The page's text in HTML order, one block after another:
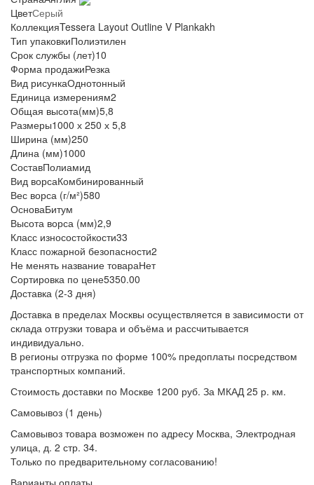
ЦветСерый
КоллекцияTessera Layout Outline V Plankakh
Тип упаковкиПолиэтилен
Срок службы (лет)10
Форма продажиРезка
Вид рисункаОднотонный
Единица измерениям2
Общая высота(мм)5,8
Размеры1000 х 250 х 5,8
Ширина (мм)250
Длина (мм)1000
СоставПолиамид
Вид ворсаКомбинированный
Вес ворса (г/м²)580
ОсноваБитум
Высота ворса (мм)2,9
Класс износостойкости33
Класс пожарной безопасности2
Не менять название товараНет
Сортировка по цене5350.00
Доставка (2-3 дня)
Доставка в пределах Москвы осуществляется в зависимости от
склада отгрузки товара и объёма и рассчитывается
индивидуально.
В регионы отгрузка по форме 100% предоплаты посредством
транспортных компаний.
Стоимость доставки по Москве 1200 руб. За МКАД 25 р. км.
Самовывоз (1 день)
Самовывоз товара возможен по адресу Москва, Электродная
улица, д. 2 стр. 34.
Только по предварительному согласованию!